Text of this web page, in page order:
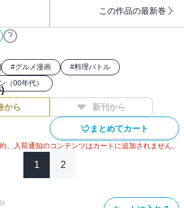
この作品の最新巻
#グルメ漫画 #料理バトル
（00年代）
から 新刊から
まとめてカート
、入荷通知のコンテンツはカートに追加されません。
1 2
)